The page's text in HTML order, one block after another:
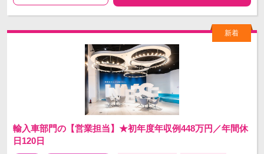
輸入車部門の【営業担当】★初年度年収例448万円／年間休
日120日